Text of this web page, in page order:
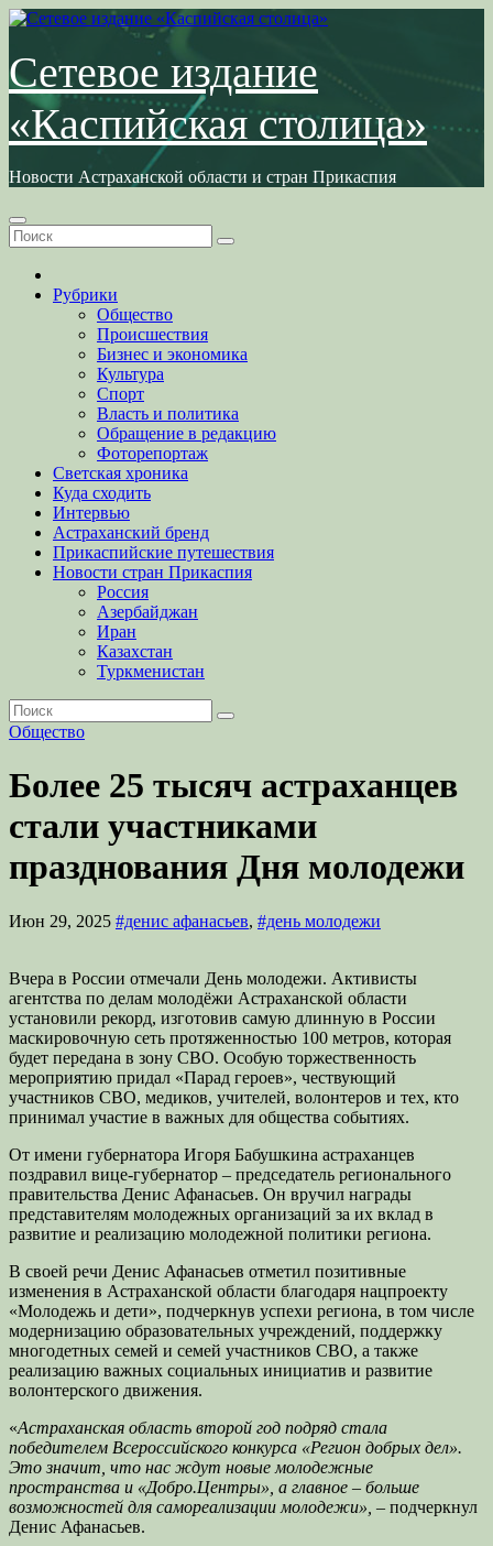
Перейти
содержимому
Сетевое издание
«Каспийская столица»
Новости Астраханской области и стран Прикаспия
Рубрики
Общество
Происшествия
Бизнес и экономика
Культура
Спорт
Власть и политика
Обращение в редакцию
Фоторепортаж
Светская хроника
Куда сходить
Интервью
Астраханский бренд
Прикаспийские путешествия
Новости стран Прикаспия
Россия
Азербайджан
Иран
Казахстан
Туркменистан
Общество
Более 25 тысяч астраханцев
стали участниками
празднования Дня молодежи
Июн 29, 2025 #денис афанасьев, #день молодежи
Вчера в России отмечали День молодежи. Активисты
агентства по делам молодёжи Астраханской области
установили рекорд, изготовив самую длинную в России
маскировочную сеть протяженностью 100 метров, которая
будет передана в зону СВО. Особую торжественность
мероприятию придал «Парад героев», чествующий
участников СВО, медиков, учителей, волонтеров и тех, кто
принимал участие в важных для общества событиях.
От имени губернатора Игоря Бабушкина астраханцев
поздравил вице-губернатор – председатель регионального
правительства Денис Афанасьев. Он вручил награды
представителям молодежных организаций за их вклад в
развитие и реализацию молодежной политики региона.
В своей речи Денис Афанасьев отметил позитивные
изменения в Астраханской области благодаря нацпроекту
«Молодежь и дети», подчеркнув успехи региона, в том числе
модернизацию образовательных учреждений, поддержку
многодетных семей и семей участников СВО, а также
реализацию важных социальных инициатив и развитие
волонтерского движения.
«Астраханская область второй год подряд стала
победителем Всероссийского конкурса «Регион добрых дел».
Это значит, что нас ждут новые молодежные
пространства и «Добро.Центры», а главное – больше
возможностей для самореализации молодежи», – подчеркнул
Денис Афанасьев.